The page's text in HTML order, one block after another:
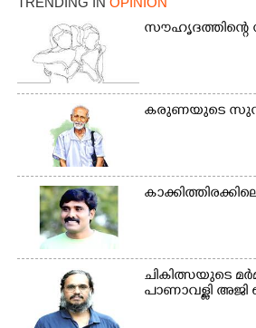
സൗഹൃദത്തിന്റെ
കരുണയുടെ
ചികിത്സയുടെ
പാണാവള്ളി